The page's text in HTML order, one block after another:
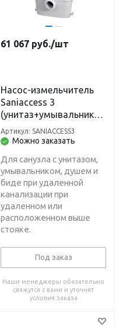
61 067 руб./шт
Насос-измельчитель
Saniaccess 3
(унитаз+умывальник+д
уш+биде) откачивание
H-5м, L100 м
Можно заказать
Артикул: SANIACCESS3
Для санузла с унитазом,
умывальником, душем и
биде при удаленной
канализации при
удаленном или
расположенном выше
стояке.
Под заказ
Наши менеджеры обязательно
свяжутся с вами и уточнят
условия заказа